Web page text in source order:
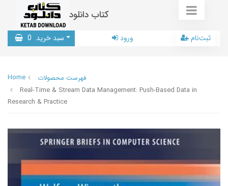
کتاب دانلود
سبد خرید 0 ورود ثبت‌نام
Home
فهرست محصولات
Real-Time & Stream Data Management: Push-Based Data in
Research & Practice